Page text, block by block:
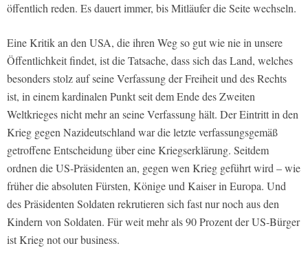
öffentlich reden. Es dauert immer, bis Mitläufer die Seite wechseln.
Eine Kritik an den USA, die ihren Weg so gut wie nie in unsere
Öffentlichkeit findet, ist die Tatsache, dass sich das Land, welches
besonders stolz auf seine Verfassung der Freiheit und des Rechts
ist, in einem kardinalen Punkt seit dem Ende des Zweiten
Weltkrieges nicht mehr an seine Verfassung hält. Der Eintritt in den
Krieg gegen Nazideutschland war die letzte verfassungsgemäß
getroffene Entscheidung über eine Kriegserklärung. Seitdem
ordnen die US-Präsidenten an, gegen wen Krieg geführt wird – wie
früher die absoluten Fürsten, Könige und Kaiser in Europa. Und
des Präsidenten Soldaten rekrutieren sich fast nur noch aus den
Kindern von Soldaten. Für weit mehr als 90 Prozent der US-Bürger
ist Krieg not our business.